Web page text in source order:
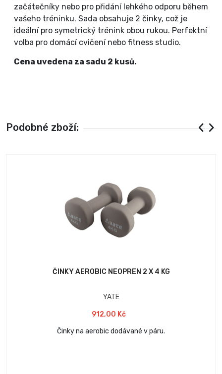
začátečníky nebo pro přidání lehkého odporu během
vašeho tréninku. Sada obsahuje 2 činky, což je
ideální pro symetrický trénink obou rukou. Perfektní
volba pro domácí cvičení nebo fitness studio.
Cena uvedena za sadu 2 kusů.
Podobné zboží:
ČINKY AEROBIC NEOPREN 2 X 4 KG
YATE
912,00 Kč
Činky na aerobic dodávané v páru.